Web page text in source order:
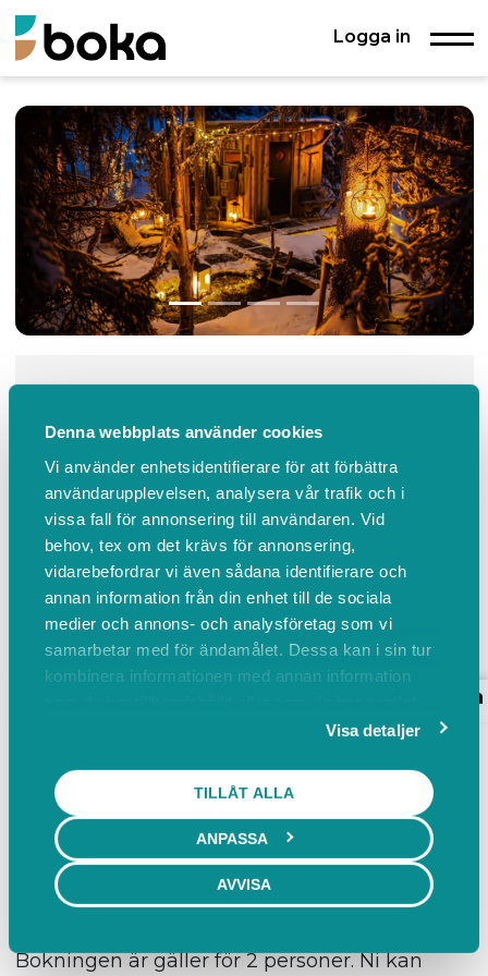
Denna webbplats använder cookies
Vi använder enhetsidentifierare för att förbättra
användarupplevelsen, analysera vår trafik och i
vissa fall för annonsering till användaren. Vid
behov, tex om det krävs för annonsering,
vidarebefordrar vi även sådana identifierare och
annan information från din enhet till de sociala
medier och annons- och analysföretag som vi
samarbetar med för ändamålet. Dessa kan i sin tur
kombinera informationen med annan information
Visa detaljer
TILLÅT ALLA
ANPASSA
AVVISA
Logga in
med bäckbad
Uppvallsvägen 20, Lofsdalen
+46702936893Kontakta oss
4,9 Visa alla recensioner
Här på en över 200 år gammal fäbodvall
med utsikt över fjäll...
Läs mer
Omdömen
Bastu
120 min
Bokningen är gäller för 2 personer. Ni kan